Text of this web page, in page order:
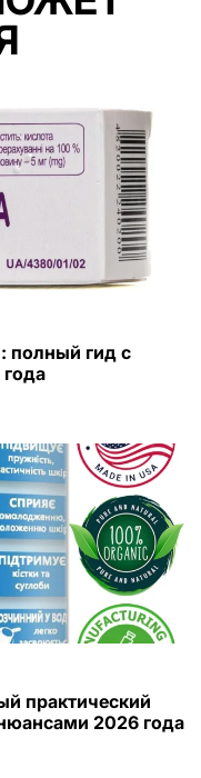
полный гид с
практический
2026 года